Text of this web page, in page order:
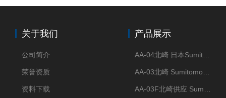
关于我们
公司简介
荣誉资质
资料下载
产品展示